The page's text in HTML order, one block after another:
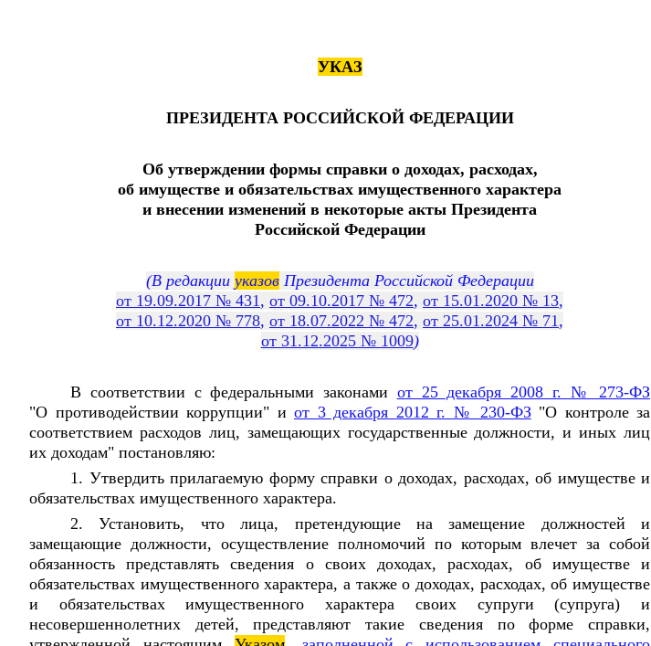
УКАЗ
ПРЕЗИДЕНТА РОССИЙСКОЙ ФЕДЕРАЦИИ
Об утверждении формы справки о доходах, расходах,
об имуществе и обязательствах имущественного характера
и внесении изменений в некоторые акты Президента
Российской Федерации
(В редакции указовПрезидента Российской Федерации
от 19.09.2017 № 431, от 09.10.2017 № 472, от 15.01.2020 № 13,
от 10.12.2020 № 778, от 18.07.2022 № 472, от 25.01.2024 № 71,
от 31.12.2025 № 1009)
В соответствии с федеральными законами от 25 декабря 2008 г. № 273-ФЗ
"О противодействии коррупции" и от 3 декабря 2012 г. № 230-ФЗ"О контроле за
соответствием расходов лиц, замещающих государственные должности, и иных лиц
их доходам" постановляю:
1. Утвердить прилагаемую форму справки о доходах, расходах, об имуществе и
обязательствах имущественного характера.
2. Установить, что лица, претендующие на замещение должностей и
замещающие должности, осуществление полномочий по которым влечет за собой
обязанность представлять сведения о своих доходах, расходах, об имуществе и
обязательствах имущественного характера, а также о доходах, расходах, об имуществе
и обязательствах имущественного характера своих супруги (супруга) и
несовершеннолетних детей, представляют такие сведения по форме справки,